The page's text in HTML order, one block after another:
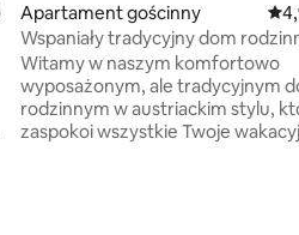
4,81 na 5, liczba recenzji: 144
Apartament gościnny
Wspaniały tradycyjny dom
z widokiem na góry
Witamy w naszym komfortowo
wyposażonym, ale tradycyjnym
rodzinnym w austriackim stylu,
zaspokoi wszystkie Twoje